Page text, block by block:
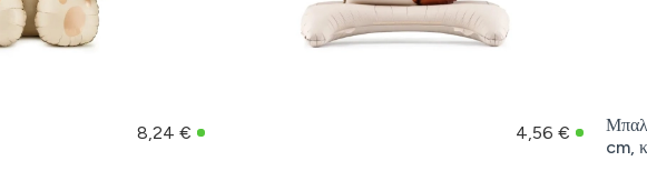
8,24 € 4,56 €
cm,